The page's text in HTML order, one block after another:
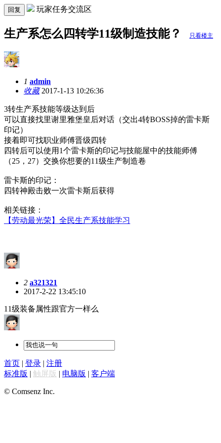
回复 玩家任务交流区
生产系怎么四转学11级制造技能？ 只看楼主
1 admin
收藏2017-1-13 10:26:36
3转生产系技能等级达到后
可以直接找里谢里雅堡皇后对话（交出4转BOSS掉的雷卡斯
印记）
接着即可找职业师傅晋级四转
四转后可以使用1个雷卡斯的印记与技能屋中的技能师傅
（25，27）交换你想要的11级生产制造卷
雷卡斯的印记：
四转神殿击败一次雷卡斯后获得
相关链接：
【劳动最光荣】全民生产系技能学习
2 a321321
2017-2-22 13:45:10
11级装备属性跟官方一样么
首页 | 登录 | 注册
标准版 | 触屏版 | 电脑版 | 客户端
© Comsenz Inc.